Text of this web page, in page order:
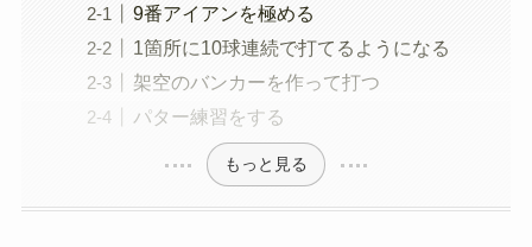
9番アイアンを極める
1箇所に10球連続で打てるようになる
架空のバンカーを作って打つ
パター練習をする
もっと見る